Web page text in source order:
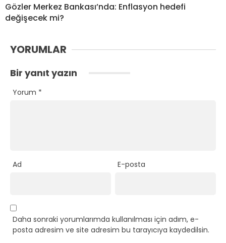
Gözler Merkez Bankası’nda: Enflasyon hedefi
değişecek mi?
YORUMLAR
Bir yanıt yazın
Yorum *
Ad E-posta
Daha sonraki yorumlarımda kullanılması için adım, e-
posta adresim ve site adresim bu tarayıcıya kaydedilsin.